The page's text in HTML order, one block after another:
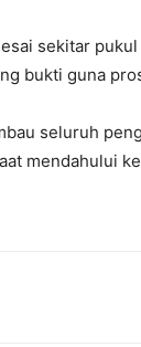
sekitar
bukti guna
seluruh
mendahului